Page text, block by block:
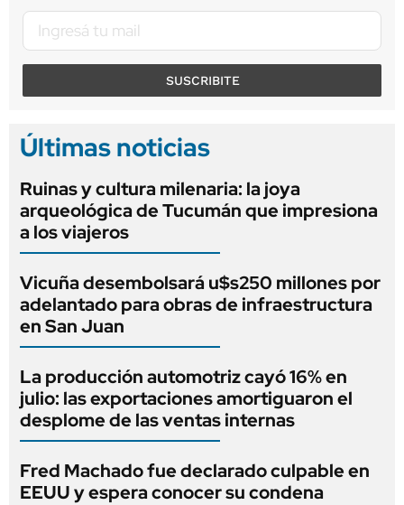
SUSCRIBITE
Últimas noticias
Ruinas y cultura milenaria: la joya
arqueológica de Tucumán que impresiona
a los viajeros
Vicuña desembolsará u$s250 millones por
adelantado para obras de infraestructura
en San Juan
La producción automotriz cayó 16% en
julio: las exportaciones amortiguaron el
desplome de las ventas internas
Fred Machado fue declarado culpable en
EEUU y espera conocer su condena